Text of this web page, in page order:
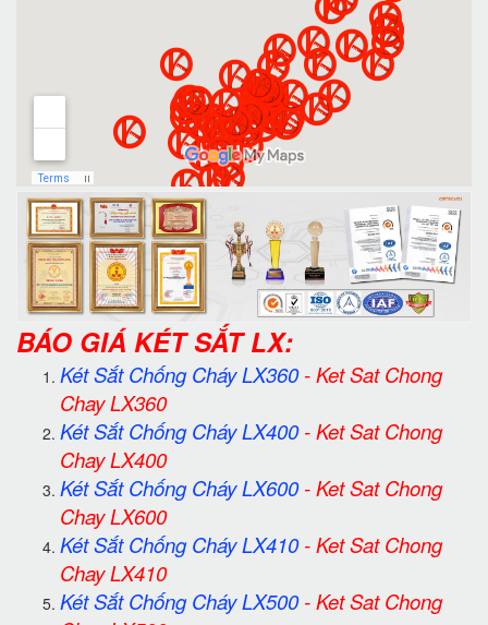
BÁO GIÁ KÉT SẮT LX:
Két Sắt Chống Cháy LX360-Ket Sat Chong
Chay LX360
Két Sắt Chống Cháy LX400-Ket Sat Chong
Chay LX400
Két Sắt Chống Cháy LX600-Ket Sat Chong
Chay LX600
Két Sắt Chống Cháy LX410-Ket Sat Chong
Chay LX410
Két Sắt Chống Cháy LX500-Ket Sat Chong